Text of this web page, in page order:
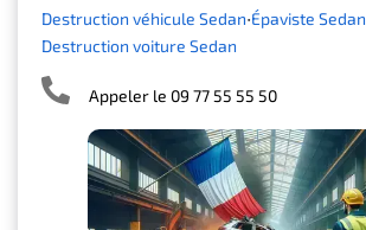
Destruction véhicule Sedan
Épaviste Sedan
Destruction voiture Sedan
Appeler le 09 77 55 55 50